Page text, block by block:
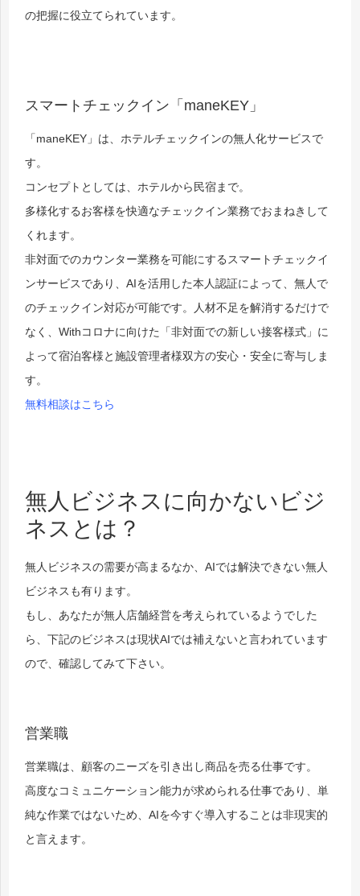
の把握に役立てられています。
スマートチェックイン「maneKEY」
「maneKEY」は、ホテルチェックインの無人化サービスで
す。
コンセプトとしては、ホテルから民宿まで。
多様化するお客様を快適なチェックイン業務でおまねきして
くれます。
非対面でのカウンター業務を可能にするスマートチェックイ
ンサービスであり、AIを活用した本人認証によって、無人で
のチェックイン対応が可能です。人材不足を解消するだけで
なく、Withコロナに向けた「非対面での新しい接客様式」に
よって宿泊客様と施設管理者様双方の安心・安全に寄与しま
す。
無料相談はこちら
無人ビジネスに向かないビジ
ネスとは？
無人ビジネスの需要が高まるなか、AIでは解決できない無人
ビジネスも有ります。
もし、あなたが無人店舗経営を考えられているようでした
ら、下記のビジネスは現状AIでは補えないと言われています
ので、確認してみて下さい。
営業職
営業職は、顧客のニーズを引き出し商品を売る仕事です。
高度なコミュニケーション能力が求められる仕事であり、単
純な作業ではないため、AIを今すぐ導入することは非現実的
と言えます。